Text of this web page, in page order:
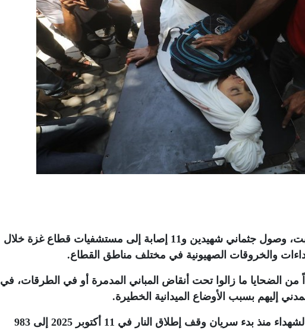
أعلنت وزارة الصحة الفلسطينية، اليوم السبت، وصول جثماني شهيدين و11 إصابة إلى مستشفيات قطاع غزة خلال
.
الضحايا ما زالوا تحت أنقاض المباني المدمرة أو في الطرقات، في
إليهم بسبب الأوضاع الميدانية الخطيرة.
وبحسب معطيات الوزارة، ارتفعت حصيلة الشهداء منذ بدء سريان وقف إطلاق النار في 11 أكتوبر 2025 إلى 983